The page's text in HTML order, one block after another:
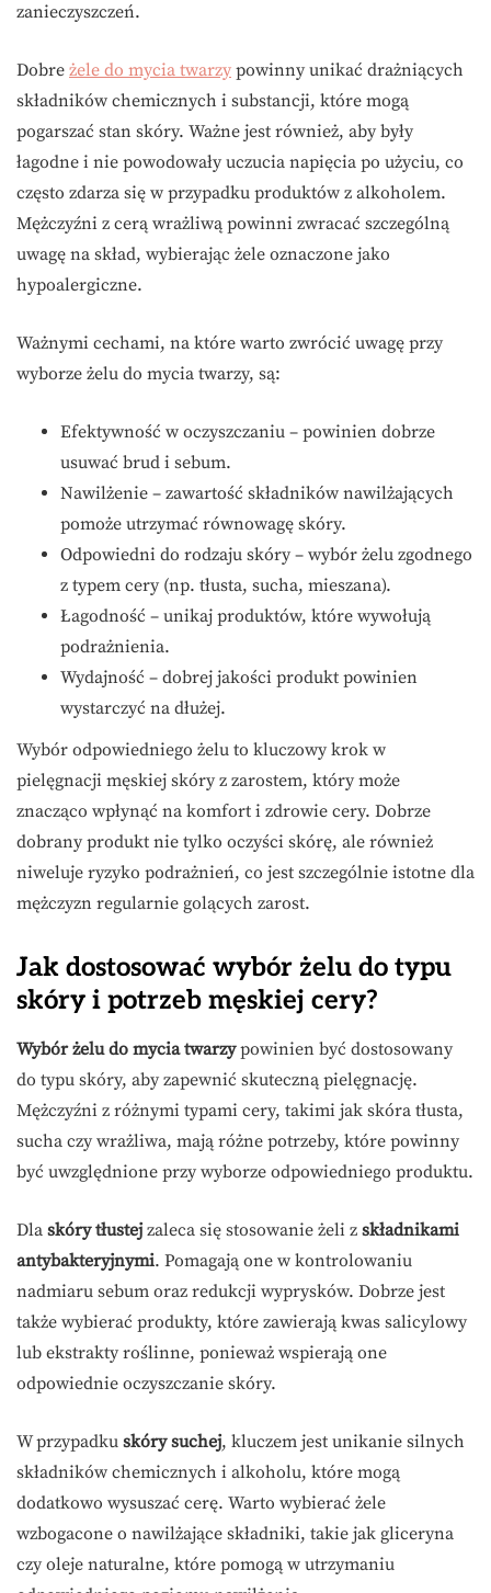
zanieczyszczeń.
Dobre żele do mycia twarzy powinny unikać drażniących
składników chemicznych i substancji, które mogą
pogarszać stan skóry. Ważne jest również, aby były
łagodne i nie powodowały uczucia napięcia po użyciu, co
często zdarza się w przypadku produktów z alkoholem.
Mężczyźni z cerą wrażliwą powinni zwracać szczególną
uwagę na skład, wybierając żele oznaczone jako
hypoalergiczne.
Ważnymi cechami, na które warto zwrócić uwagę przy
wyborze żelu do mycia twarzy, są:
Efektywność w oczyszczaniu – powinien dobrze
usuwać brud i sebum.
Nawilżenie – zawartość składników nawilżających
pomoże utrzymać równowagę skóry.
Odpowiedni do rodzaju skóry – wybór żelu zgodnego
z typem cery (np. tłusta, sucha, mieszana).
Łagodność – unikaj produktów, które wywołują
podrażnienia.
Wydajność – dobrej jakości produkt powinien
wystarczyć na dłużej.
Wybór odpowiedniego żelu to kluczowy krok w
pielęgnacji męskiej skóry z zarostem, który może
znacząco wpłynąć na komfort i zdrowie cery. Dobrze
dobrany produkt nie tylko oczyści skórę, ale również
niweluje ryzyko podrażnień, co jest szczególnie istotne dla
mężczyzn regularnie golących zarost.
Jak dostosować wybór żelu do typu
skóry i potrzeb męskiej cery?
Wybór żelu do mycia twarzypowinien być dostosowany
do typu skóry, aby zapewnić skuteczną pielęgnację.
Mężczyźni z różnymi typami cery, takimi jak skóra tłusta,
sucha czy wrażliwa, mają różne potrzeby, które powinny
być uwzględnione przy wyborze odpowiedniego produktu.
Dla skóry tłustej zaleca się stosowanie żeli z składnikami
antybakteryjnymi. Pomagają one w kontrolowaniu
nadmiaru sebum oraz redukcji wyprysków. Dobrze jest
także wybierać produkty, które zawierają kwas salicylowy
lub ekstrakty roślinne, ponieważ wspierają one
odpowiednie oczyszczanie skóry.
W przypadku skóry suchej, kluczem jest unikanie silnych
składników chemicznych i alkoholu, które mogą
dodatkowo wysuszać cerę. Warto wybierać żele
wzbogacone o nawilżające składniki, takie jak gliceryna
czy oleje naturalne, które pomogą w utrzymaniu